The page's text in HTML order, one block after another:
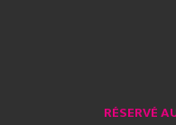
RÉSERVÉ